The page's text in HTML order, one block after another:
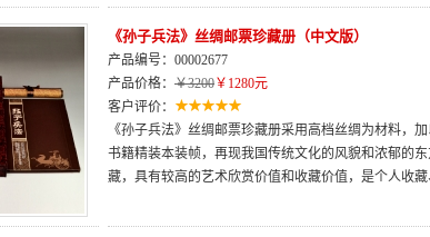
《孙子兵法》丝绸邮票珍藏册（中文版）
产品编号：00002677
产品价格： ￥3200￥1280元
客户评价：
《孙子兵法》丝绸邮票珍藏册采用高档丝绸为材料，
书籍精装本装帧，再现我国传统文化的风貌和浓郁的
藏，具有较高的艺术欣赏价值和收藏价值，是个人收藏